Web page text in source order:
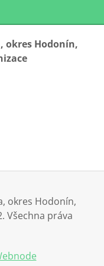
okres Hodonín,
okres Hodonín,
Všechna práva